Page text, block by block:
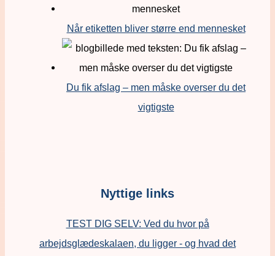
Når etiketten bliver større end mennesket
Du fik afslag – men måske overser du det
vigtigste
Nyttige links
TEST DIG SELV: Ved du hvor på
arbejdsglædeskalaen, du ligger - og hvad det